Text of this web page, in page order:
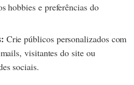
hobbies e preferências do
Crie públicos personalizados com
visitantes do site ou
sociais.